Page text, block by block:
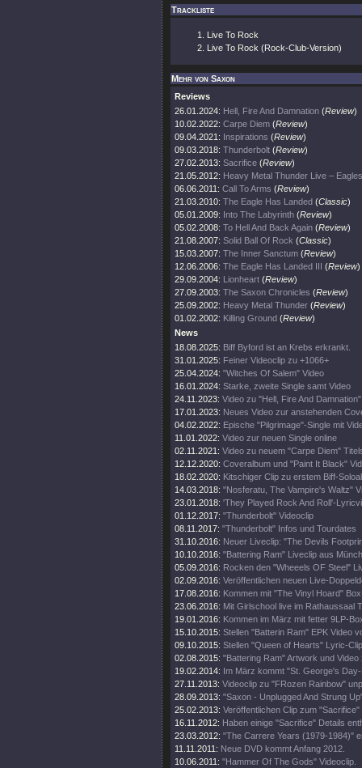
Trackliste
Live To Rock
Live To Rock (Rock-Club-Version)
Mehr von Saxon
Reviews
26.01.2024: Hell, Fire And Damnation (Review)
10.02.2022: Carpe Diem (Review)
09.04.2021: Inspirations (Review)
09.03.2018: Thunderbolt (Review)
27.02.2013: Sacrifice (Review)
21.05.2012: Heavy Metal Thunder Live –
06.06.2011: Call To Arms (Review)
21.03.2010: The Eagle Has Landed (Classic)
05.01.2009: Into The Labyrinth (Review)
05.02.2008: To Hell And Back Again (Review)
21.08.2007: Solid Ball Of Rock (Classic)
15.03.2007: The Inner Sanctum (Review)
12.06.2006: The Eagle Has Landed III (Review)
29.09.2004: Lionheart (Review)
27.09.2003: The Saxon Chronicles (Review)
25.09.2002: Heavy Metal Thunder (Review)
01.02.2002: Killing Ground (Review)
News
18.08.2025: Biff Byford ist an Krebs erkrankt.
31.01.2025: Feiner Videoclip zu +1066+
25.04.2024: "Witches Of Salem" Video
16.01.2024: Starke, zweite Single samt Video
24.11.2023: Video zu "Hell, Fire And
17.01.2023: Neues Video zur anstehenden
04.02.2022: Epische "Pilgrimage"-Single mit
11.01.2022: Video zur neuen Single online
02.11.2021: Video zu neuem "Carpe Diem"
12.12.2020: Coveralbum und "Paint It Black"
18.02.2020: Kitschiger Clip zu erstem Biff-
14.03.2018: "Nosferatu, The Vampire's Waltz"
23.01.2018: 'They Played Rock And Roll'-
01.12.2017: "Thunderbolt" Videoclip
08.11.2017: "Thunderbolt" Infos und Tourdates
31.10.2016: Neuer Liveclip: "The Devils
10.10.2016: "Battering Ram" Liveclip aus
05.09.2016: Rocken den "Wheeels OF Steel"
02.09.2016: Veröffentlichen neuen Live-
17.08.2016: Kommen mit "The Vinyl Hoard"
23.06.2016: Mit Girlschool live im Rathaussaal
19.01.2016: Kommen im März mit fetter 9LP-
15.10.2015: Stellen "Batterin Ram" EPK Video
09.10.2015: Stellen "Queen of Hearts" Lyric-
02.08.2015: "Battering Ram" Artwork und
19.02.2014: Im März kommt "St. George's
27.11.2013: Videoclip zu "FRozen Rainbow"
28.09.2013: "Saxon - Unplugged And Strung
25.02.2013: Veröffentlichen Clip zum
16.11.2012: Haben einige "Sacrifice" Details
23.03.2012: "The Carrere Years (1979-1984)"
11.11.2011: Neue DVD kommt Anfang 2012.
10.06.2011: "Hammer Of The Gods" Videoclip.